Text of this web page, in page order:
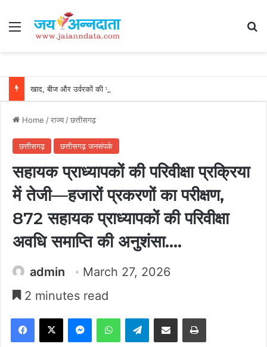
Menu
Home /राज्य/छत्तीसगढ़
छत्तीसगढ़ छत्तीसगढ़ जनसंपर्क
सहायक प्राध्यापकों की परिवीक्षा प्रक्रिया
में तेजी—हजारों प्रकरणों का परीक्षण,
872 सहायक प्राध्यापकों की परिवीक्षा
अवधि समाप्ति की अनुशंसा….
admin
March 27, 2026
2 minutes read
Facebook
X MessengerWhatsAppTelegramShare via Email Print